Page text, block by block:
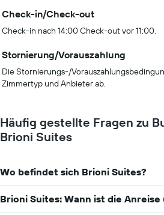
Check-in/Check-out
Check-in nach 14:00 Check-out vor 11:00.
Stornierung/Vorauszahlung
Die Stornierungs-/
Zimmertyp und Anbieter ab.
Häufig gestellte Fragen zu
Brioni Suites
Wo befindet sich Brioni Suites?
Brioni Suites: Wann ist die Anreise